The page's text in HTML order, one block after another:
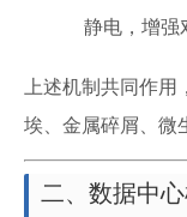
静电，增强
上述机制共同作
埃、金属碎屑、微
二、数据中